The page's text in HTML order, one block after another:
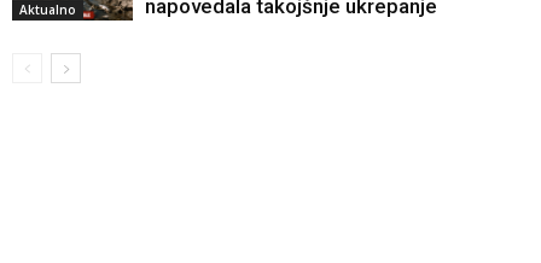
Aktualno
napovedala takojšnje ukrepanje